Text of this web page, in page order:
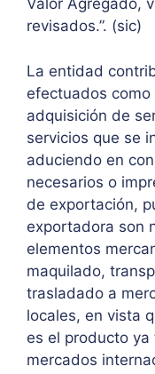
Valor Agregado,
revisados.”. (sic)
La entidad
efectuados
adquisición de
servicios que se
aduciendo en
necesarios o
de exportación,
exportadora son
elementos
maquilado,
trasladado a
locales, en vista
es el producto
mercados